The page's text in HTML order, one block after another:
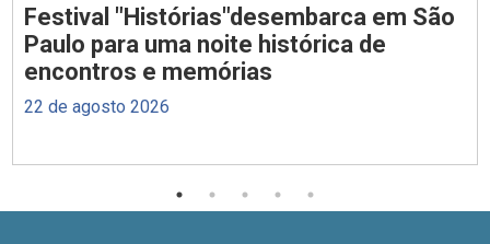
Festival "Histórias"desembarca em São
Paulo para uma noite histórica de
encontros e memórias
22 de agosto 2026